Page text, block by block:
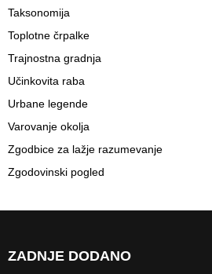
Taksonomija
Toplotne črpalke
Trajnostna gradnja
Učinkovita raba
Urbane legende
Varovanje okolja
Zgodbice za lažje razumevanje
Zgodovinski pogled
ZADNJE DODANO